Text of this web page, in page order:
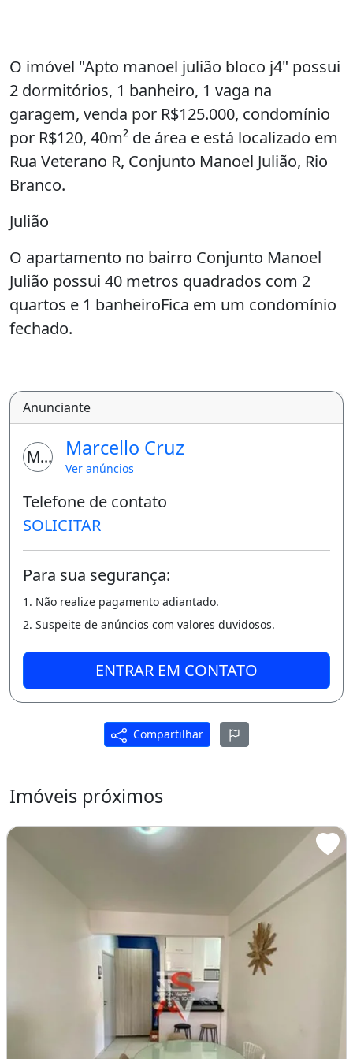
O imóvel "Apto manoel julião bloco j4" possui
2 dormitórios, 1 banheiro, 1 vaga na
garagem, venda por R$125.000, condomínio
por R$120, 40m² de área e está localizado em
Rua Veterano R, Conjunto Manoel Julião, Rio
Branco.
Julião
O apartamento no bairro Conjunto Manoel
Julião possui 40 metros quadrados com 2
quartos e 1 banheiroFica em um condomínio
fechado.
Anunciante
MC Marcello Cruz
Ver anúncios
Telefone de contato
SOLICITAR
Para sua segurança:
1. Não realize pagamento adiantado.
2. Suspeite de anúncios com valores duvidosos.
ENTRAR EM CONTATO
Compartilhar
Imóveis próximos